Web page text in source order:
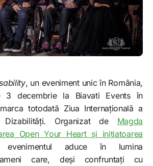
, un eveniment unic în România,
decembrie la Biavati Events în
totodată Ziua Internațională a
Dizabilități. Organizat de Magda
Open Your Heart și inițiatoarea
aduce în lumina
care, deși confruntați cu